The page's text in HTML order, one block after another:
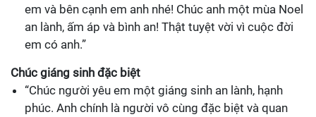
em và bên cạnh em anh nhé! Chúc anh một mùa Noel
an lành, ấm áp và bình an! Thật tuyệt vời vì cuộc đời
em có anh.”
Chúc giáng sinh đặc biệt
“Chúc người yêu em một giáng sinh an lành, hạnh
phúc. Anh chính là người vô cùng đặc biệt và quan